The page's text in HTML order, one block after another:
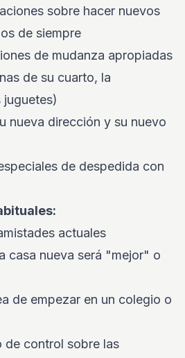
sobre hacer nuevos
de siempre
de mudanza apropiadas
de su cuarto, la
juguetes)
nueva dirección y su nuevo
de despedida con
actuales
casa nueva será "mejor" o
de empezar en un colegio o
de control sobre las